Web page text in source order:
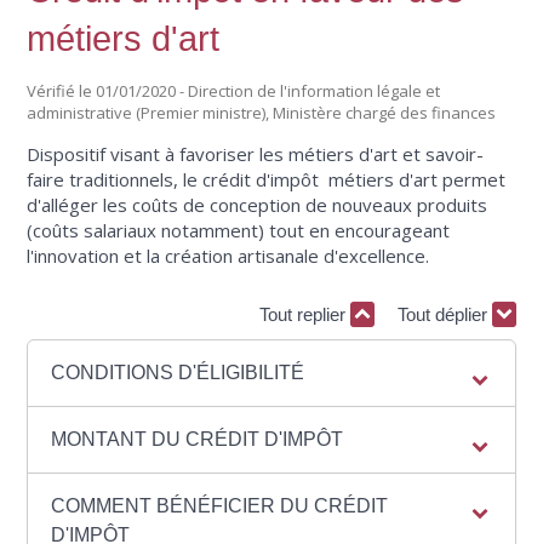
métiers d'art
Vérifié le 01/01/2020 - Direction de l'information légale et
administrative (Premier ministre), Ministère chargé des finances
Dispositif visant à favoriser les métiers d'art et savoir-
faire traditionnels, le crédit d'impôt métiers d'art permet
d'alléger les coûts de conception de nouveaux produits
(coûts salariaux notamment) tout en encourageant
l'innovation et la création artisanale d'excellence.
Tout replier Tout déplier
CONDITIONS D'ÉLIGIBILITÉ
MONTANT DU CRÉDIT D'IMPÔT
COMMENT BÉNÉFICIER DU CRÉDIT
D'IMPÔT